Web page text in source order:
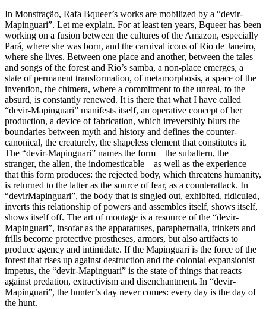
In Monstração, Rafa Bqueer’s works are mobilized by a “devir-
Mapinguari”. Let me explain. For at least ten years, Bqueer has been
working on a fusion between the cultures of the Amazon, especially
Pará, where she was born, and the carnival icons of Rio de Janeiro,
where she lives. Between one place and another, between the tales
and songs of the forest and Rio’s samba, a non-place emerges, a
state of permanent transformation, of metamorphosis, a space of the
invention, the chimera, where a commitment to the unreal, to the
absurd, is constantly renewed. It is there that what I have called
“devir-Mapinguari” manifests itself, an operative concept of her
production, a device of fabrication, which irreversibly blurs the
boundaries between myth and history and defines the counter-
canonical, the creaturely, the shapeless element that constitutes it.
The “devir-Mapinguari” names the form – the subaltern, the
stranger, the alien, the indomesticable – as well as the experience
that this form produces: the rejected body, which threatens humanity,
is returned to the latter as the source of fear, as a counterattack. In
“devirMapinguari”, the body that is singled out, exhibited, ridiculed,
inverts this relationship of powers and assembles itself, shows itself,
shows itself off. The art of montage is a resource of the “devir-
Mapinguari”, insofar as the apparatuses, paraphernalia, trinkets and
frills become protective prostheses, armors, but also artifacts to
produce agency and intimidate. If the Mapinguari is the force of the
forest that rises up against destruction and the colonial expansionist
impetus, the “devir-Mapinguari” is the state of things that reacts
against predation, extractivism and disenchantment. In “devir-
Mapinguari”, the hunter’s day never comes: every day is the day of
the hunt.